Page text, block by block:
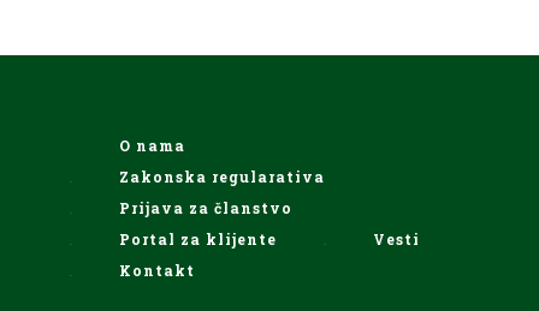
O nama
Zakonska regularativa
Prijava za članstvo
Portal za klijente
Vesti
Kontakt